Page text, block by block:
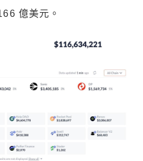
億美元。